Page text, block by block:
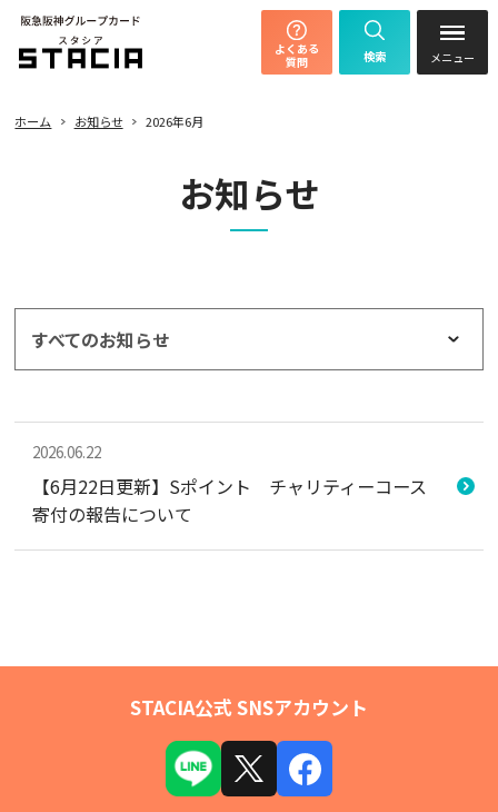
よくある
質問 検索
ホーム お知らせ 2026年6月
お知らせ
すべてのお知らせ
2026.06.22
【6月22日更新】Sポイント チャリティーコース
寄付の報告について
STACIA公式 SNSアカウント